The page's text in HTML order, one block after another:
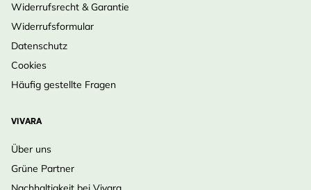
Widerrufsrecht & Garantie
Widerrufsformular
Datenschutz
Cookies
Häufig gestellte Fragen
VIVARA
Über uns
Grüne Partner